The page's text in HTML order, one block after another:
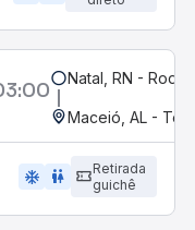
Natal, RN -
Maceió, AL -
ac_unit wc
Retirada
guichê